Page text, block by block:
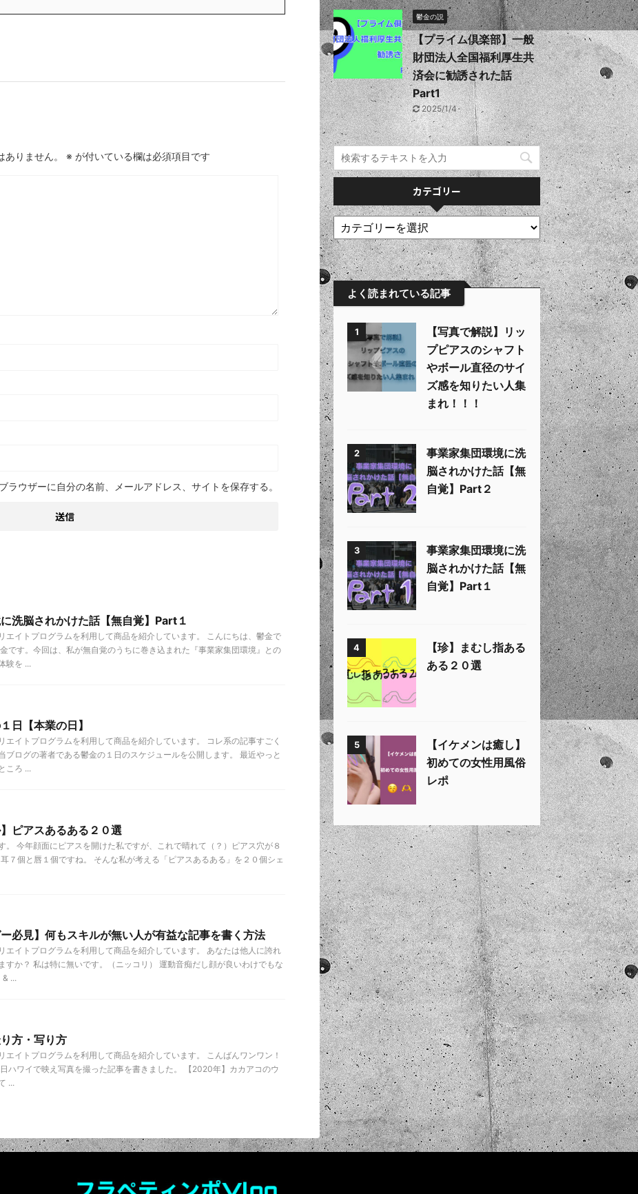
りません。 ※ が付いている欄は必須項目です
ラウザーに自分の名前、メールアドレス、サイトを保存する。
洗脳されかけた話【無自覚】Part１
エイトプログラムを利用して商品を紹介しています。 こんにちは、鬱金で
です。今回は、私が無自覚のうちに巻き込まれた『事業家集団環境』との
験を ...
日【本業の日】
エイトプログラムを利用して商品を紹介しています。 コレ系の記事すごく
ブログの著者である鬱金の１日のスケジュールを公開します。 最近やっと
ころ ...
】ピアスあるある２０選
。 今年顔面にピアスを開けた私ですが、これで晴れて（？）ピアス穴が８
７個と唇１個ですね。 そんな私が考える「ピアスあるある」を２０個シェ
ー必見】何もスキルが無い人が有益な記事を書く方法
エイトプログラムを利用して商品を紹介しています。 あなたは他人に誇れ
すか？ 私は特に無いです。（ニッコリ） 運動音痴だし顔が良いわけでもな
& ...
方・写り方
エイトプログラムを利用して商品を紹介しています。 こんばんワンワン！
ハワイで映え写真を撮った記事を書きました。 【2020年】カカアコのウ
...
鬱金の説
【プライム倶楽部】一般
財団法人全国福利厚生共
済会に勧誘された話
Part1
2025/1/4
カテゴリー
よく読まれている記事
1
【写真で解説】リッ
プピアスのシャフト
やボール直径のサイ
ズ感を知りたい人集
まれ！！！
2
事業家集団環境に洗
脳されかけた話【無
自覚】Part２
3
事業家集団環境に洗
脳されかけた話【無
自覚】Part１
4
【珍】まむし指ある
ある２０選
5
【イケメンは癒し】
初めての女性用風俗
レポ